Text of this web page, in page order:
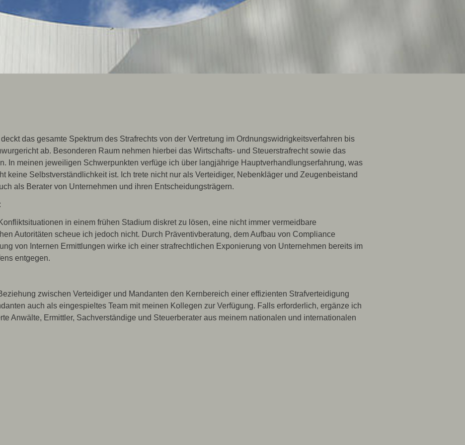
das gesamte Spektrum des Strafrechts von der Vertretung im Ordnungswidrigkeitsverfahren bis
ab. Besonderen Raum nehmen hierbei das Wirtschafts- und Steuerstrafrecht sowie das
In meinen jeweiligen Schwerpunkten verfüge ich über langjährige Hauptverhandlungserfahrung, was
keine Selbstverständlichkeit ist. Ich trete nicht nur als Verteidiger, Nebenkläger und Zeugenbeistand
als Berater von Unternehmen und ihren Entscheidungsträgern.
in einem frühen Stadium diskret zu lösen, eine nicht immer vermeidbare
Autoritäten scheue ich jedoch nicht. Durch Präventivberatung, dem Aufbau von Compliance
von Internen Ermittlungen wirke ich einer strafrechtlichen Exponierung von Unternehmen bereits im
entgegen.
zwischen Verteidiger und Mandanten den Kernbereich einer effizienten Strafverteidigung
auch als eingespieltes Team mit meinen Kollegen zur Verfügung. Falls erforderlich, ergänze ich
Anwälte, Ermittler, Sachverständige und Steuerberater aus meinem nationalen und internationalen